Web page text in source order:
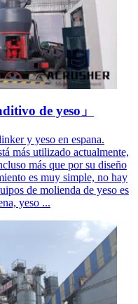
de yeso」
y yeso en espana.
más utilizado actualmente,
más que por su diseño
es muy simple, no hay
de molienda de yeso es
yeso ...